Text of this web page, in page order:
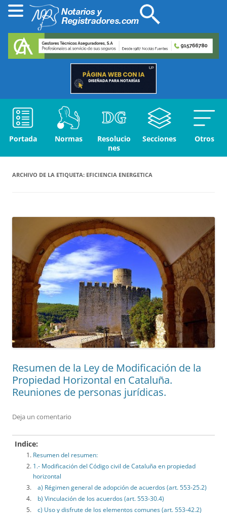
Portada Normas
Resolucio
nes
Secciones Otros
ARCHIVO DE LA ETIQUETA: EFICIENCIA ENERGETICA
Resumen de la Ley de Modificación de la
Propiedad Horizontal en Cataluña.
Reuniones de personas jurídicas.
Deja un comentario
Indice:
Resumen del resumen:
1.- Modificación del Código civil de Cataluña en propiedad
horizontal
a) Régimen general de adopción de acuerdos (art. 553-25.2)
b) Vinculación de los acuerdos (art. 553-30.4)
c) Uso y disfrute de los elementos comunes (art. 553-42.2)